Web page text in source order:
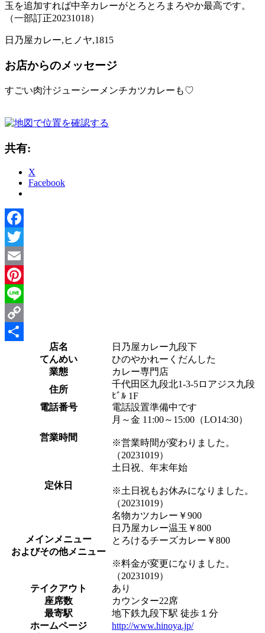
玉を追加すれば中辛カレーがとろとろまろやか最高です。
（一部訂正20231018）
日乃屋カレー,ヒノヤ,1815
お店からのメッセージ
すごい肉汁ジューシーメンチカツカレーも♡
共有:
X
Facebook
Facebook
Twitter
Email
Pinterest
Line
Copy
店名
日乃屋カレー九段下
てんめい
ひのやかれーくだんした
業態
カレー専門店
住所
千代田区九段北1-3-5ロアジス九段
ﾋﾞﾙ 1F
電話番号
電話設置準備中です
営業時間
月～金 11:00～15:00（LO14:30）
※営業時間が変わりました。
（20231019）
定休日
土日祝、年末年始
※土日祝もお休みになりました。
（20231019）
メインメニュー
およびその他メニュー
名物カツカレー￥900
日乃屋カレー温玉￥800
とろけるチーズカレー￥800
※料金が変更になりました。
（20231019）
テイクアウト
あり
座席数
カウンター22席
最寄駅
地下鉄九段下駅 徒歩１分
ホームページ
http://www.hinoya.jp/